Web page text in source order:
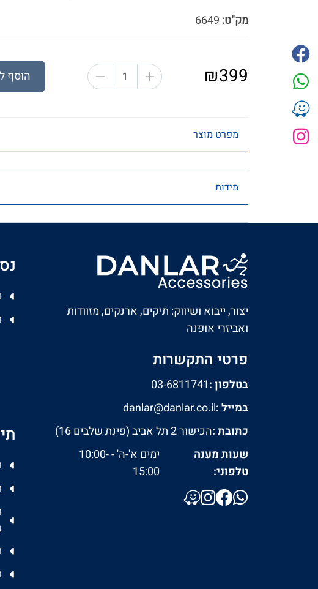
מק"ט:
₪399 הוסף
מפרט מוצר
מידות
יצור, ייבוא ושיווק: תיקים, ארנקים, מזוודות
ואביזרי אופנה
פרטי התקשרות
בטלפון :03-6811741
במייל :danlar@danlar.co.il
כתובת :הכישור 2 תל אביב (פינת שלבים 16)
שעות מענה
טלפוני:
ימים א'-ה' - 10:00-
15:00